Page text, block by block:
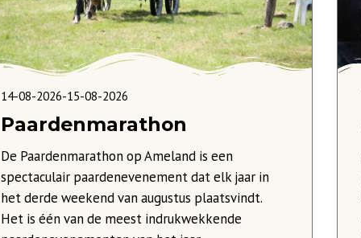
14-08-2026-15-08-2026
Paardenmarathon
De Paardenmarathon op Ameland is een
spectaculair paardenevenement dat elk jaar in
het derde weekend van augustus plaatsvindt.
Het is één van de meest indrukwekkende